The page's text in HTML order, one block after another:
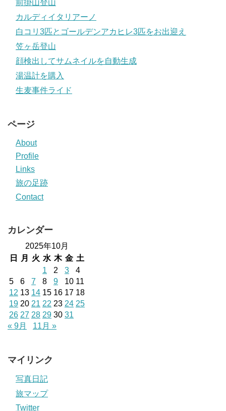
前掛山登山
カルディイタリアーノ
白コリ3匹とゴールデンアカヒレ3匹をお出迎え
笠ヶ岳登山
顔検出してサムネイルを自動生成
湯温計を購入
生麦事件ライド
ページ
About
Profile
Links
旅の足跡
Contact
カレンダー
2025年10月
日
月 火 水 木 金 土
1
2 3
4
5
6 7 8 9 10 11
12 13 14 15 16 17 18
19 20 21 22 23 24 25
26 27 28 29 30 31
« 9月
11月 »
マイリンク
写真日記
旅マップ
Twitter